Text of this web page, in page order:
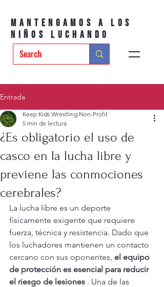
Mantengamos a los
niños luchando
Entrada
¿Es obligatorio el uso de
casco en la lucha libre y
previene las conmociones
cerebrales?
Keep Kids Wrestling Non-Profit
5 min de lectura
La lucha libre es un deporte
físicamente exigente que requiere
fuerza, técnica y resistencia. Dado que
los luchadores mantienen un contacto
cercano con sus oponentes, el equipo
de protección es esencial para reducir
el riesgo de lesiones . Una de las